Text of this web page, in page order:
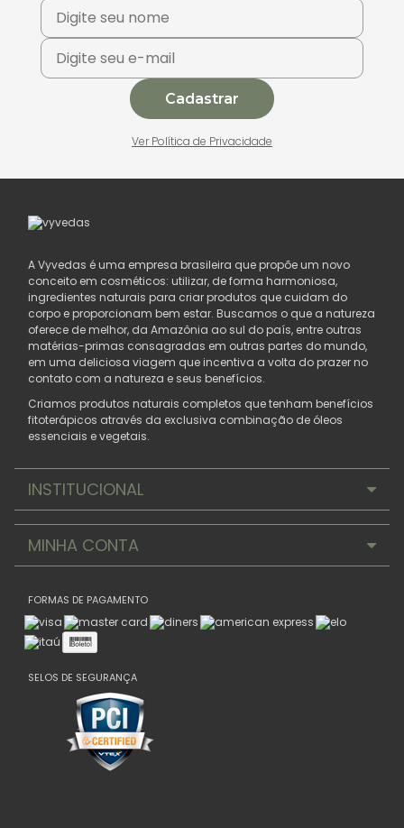
Cadastrar
Ver Política de Privacidade
A Vyvedas é uma empresa brasileira que propõe um novo
conceito em cosméticos: utilizar, de forma harmoniosa,
ingredientes naturais para criar produtos que cuidam do
corpo e proporcionam bem estar. Buscamos o que a natureza
oferece de melhor, da Amazônia ao sul do país, entre outras
matérias-primas consagradas em outras partes do mundo,
em uma deliciosa viagem que incentiva a volta do prazer no
contato com a natureza e seus benefícios.
Criamos produtos naturais completos que tenham benefícios
fitoterápicos através da exclusiva combinação de óleos
essenciais e vegetais.
INSTITUCIONAL
MINHA CONTA
FORMAS DE PAGAMENTO
SELOS DE SEGURANÇA